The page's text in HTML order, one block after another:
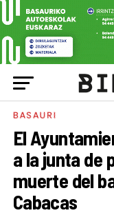
BASAURI
El
a la junta de
muerte del
Cabacas